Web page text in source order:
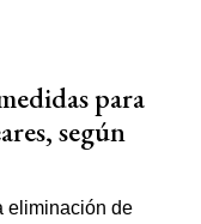
para
según